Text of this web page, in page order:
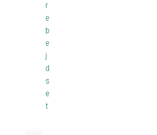
r
e
b
e
j
d
s
e
t